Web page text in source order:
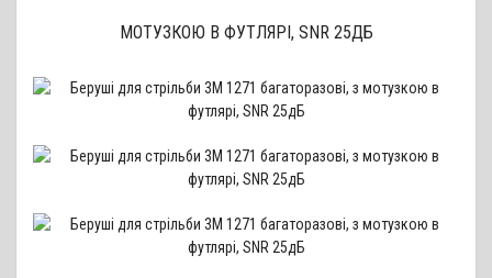
МОТУЗКОЮ В ФУТЛЯРІ, SNR 25ДБ